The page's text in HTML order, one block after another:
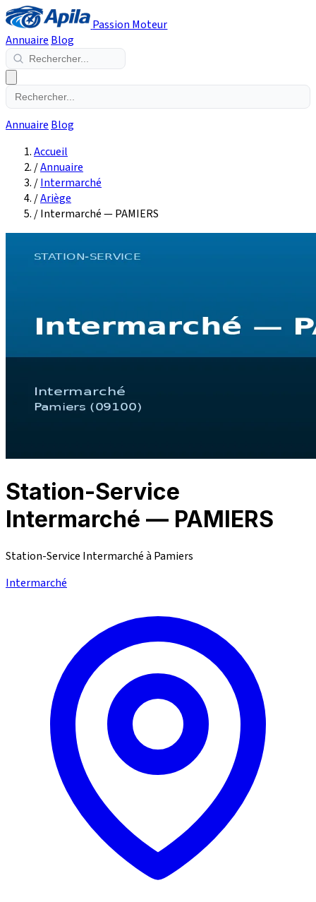
Passion Moteur
Annuaire Blog
Annuaire Blog
Accueil
/Annuaire
/Intermarché
/Ariège
/Intermarché — PAMIERS
Station-Service
Intermarché — PAMIERS
Station-Service Intermarché à Pamiers
Intermarché